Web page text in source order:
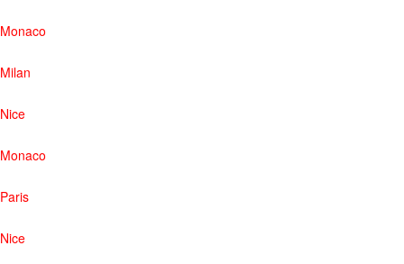
Monaco
Milan
Nice
Monaco
Paris
Nice